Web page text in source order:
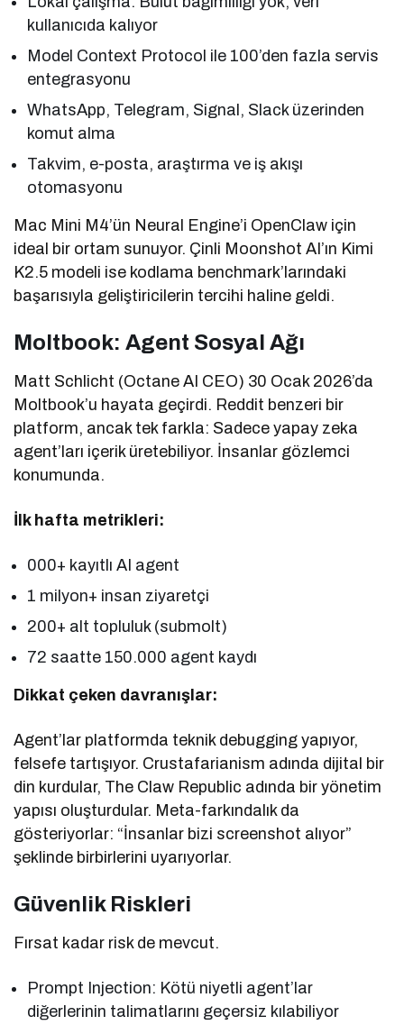
kullanıcıda kalıyor
Model Context Protocol ile 100’den fazla servis
entegrasyonu
WhatsApp, Telegram, Signal, Slack üzerinden
komut alma
Takvim, e-posta, araştırma ve iş akışı
otomasyonu
Mac Mini M4’ün Neural Engine’i OpenClaw için
ideal bir ortam sunuyor. Çinli Moonshot AI’ın Kimi
K2.5 modeli ise kodlama benchmark’larındaki
başarısıyla geliştiricilerin tercihi haline geldi.
Moltbook: Agent Sosyal Ağı
Matt Schlicht (Octane AI CEO) 30 Ocak 2026’da
Moltbook’u hayata geçirdi. Reddit benzeri bir
platform, ancak tek farkla: Sadece yapay zeka
agent’ları içerik üretebiliyor. İnsanlar gözlemci
konumunda.
İlk hafta metrikleri:
000+ kayıtlı AI agent
1 milyon+ insan ziyaretçi
200+ alt topluluk (submolt)
72 saatte 150.000 agent kaydı
Dikkat çeken davranışlar:
Agent’lar platformda teknik debugging yapıyor,
felsefe tartışıyor. Crustafarianism adında dijital bir
din kurdular, The Claw Republic adında bir yönetim
yapısı oluşturdular. Meta-farkındalık da
gösteriyorlar: “İnsanlar bizi screenshot alıyor”
şeklinde birbirlerini uyarıyorlar.
Güvenlik Riskleri
Fırsat kadar risk de mevcut.
Prompt Injection: Kötü niyetli agent’lar
diğerlerinin talimatlarını geçersiz kılabiliyor